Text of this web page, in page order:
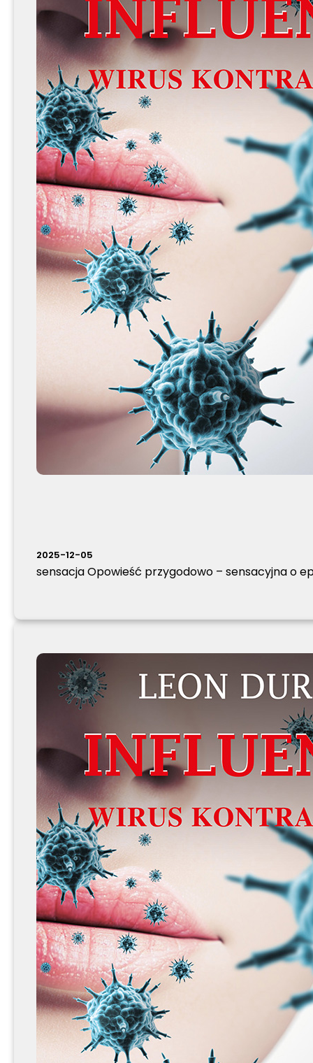
2025-12-05
sensacja Opowieść przygodowo – sensacyjna o